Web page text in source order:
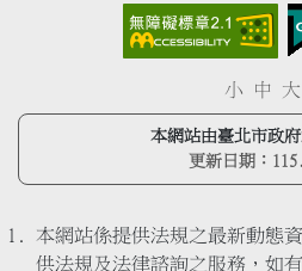
小 中 大
本網站由臺北市政
更新日期：
本網站係提供法規之最新動態
供法規及法律諮詢之服務，如